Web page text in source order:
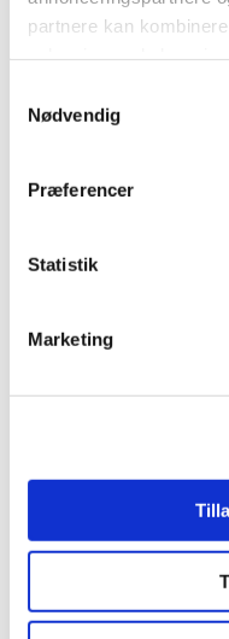
partnere kan
Nødvendig
Præferencer
Statistik
Marketing